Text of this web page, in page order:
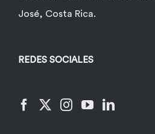
José, Costa Rica.
REDES SOCIALES